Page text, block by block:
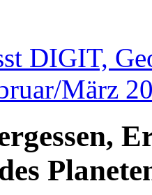
DIGIT,
März